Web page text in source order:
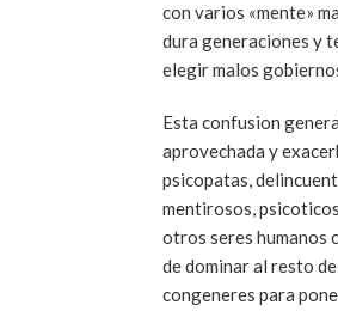
con varios «mente»
dura generaciones y
elegir malos
Esta confusion
aprovechada y
psicopatas,
mentirosos,
otros seres humanos
de dominar al resto de
congeneres para